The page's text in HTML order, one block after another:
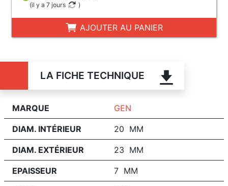
(il y a 7 jours )
AJOUTER AU PANIER
LA FICHE TECHNIQUE
MARQUE GEN
DIAM. INTÉRIEUR 20 MM
DIAM. EXTÉRIEUR 23 MM
EPAISSEUR 7 MM